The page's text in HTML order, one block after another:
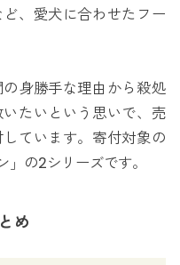
、愛犬に合わせたフー
身勝手な理由から殺処
たいという思いで、売
ています。寄付対象の
の2シリーズです。
め